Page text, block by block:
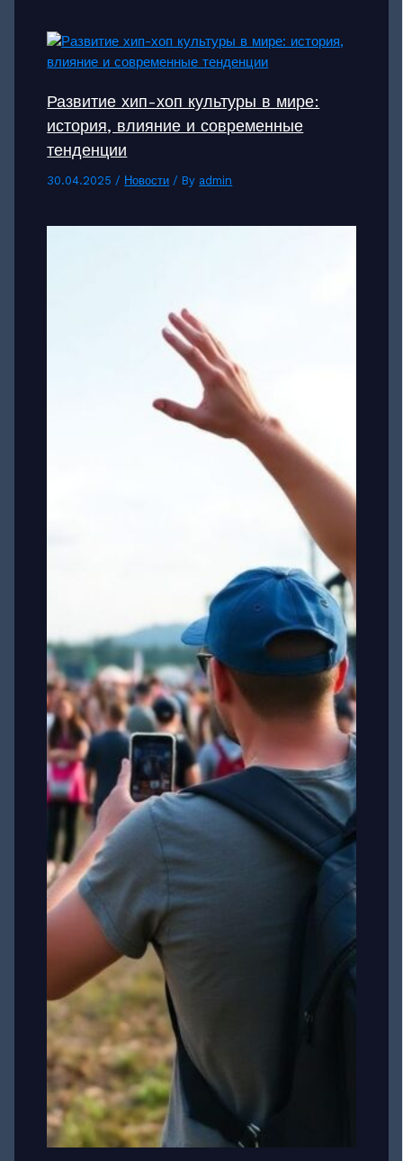
Развитие хип-хоп культуры в мире:
история, влияние и современные
тенденции
30.04.2025/ Новости / By admin